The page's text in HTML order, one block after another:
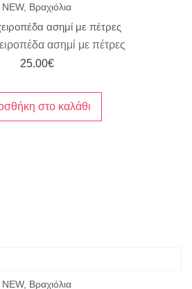
NEW, Βραχιόλια
ασημί με πέτρες
ασημί με πέτρες
25.00€
στο καλάθι
NEW, Βραχιόλια